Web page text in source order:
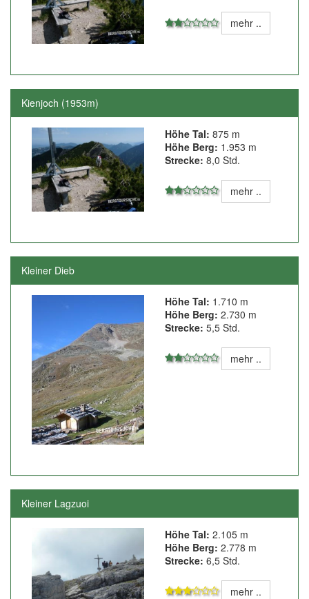
mehr ..
Kienjoch (1953m)
Höhe Tal: 875 m
Höhe Berg: 1.953 m
Strecke: 8,0 Std.
mehr ..
Kleiner Dieb
Höhe Tal: 1.710 m
Höhe Berg: 2.730 m
Strecke: 5,5 Std.
mehr ..
Kleiner Lagzuoi
Höhe Tal: 2.105 m
Höhe Berg: 2.778 m
Strecke: 6,5 Std.
mehr ..